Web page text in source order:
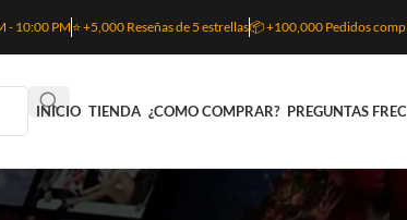
- 10:00 PM⭐ +5,000 Reseñas de 5 estrellas📦 +100,000 Pedidos
INICIO TIENDA ¿COMO COMPRAR? PREGUNTAS